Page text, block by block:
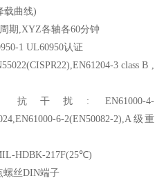
载曲线)
期,XYZ各轴各60分钟
1 UL60950认证
3 class B ,
扰: EN61000-4-
6-2(EN50082-2),A级重
HDBK-217F(25℃)
螺丝DIN端子